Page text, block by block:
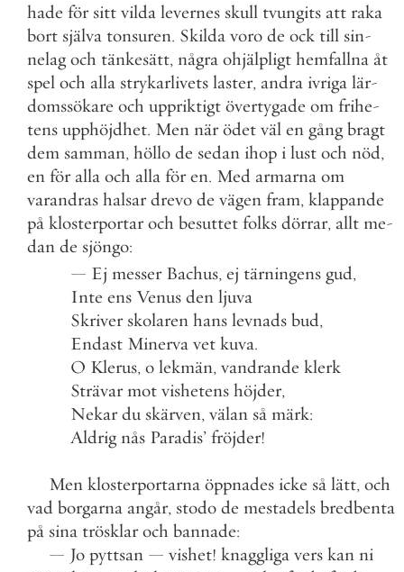
hade för sitt vilda levernes skull tvungits att raka
bort själva tonsuren. Skilda voro de ock till sin-
nelag och tänkesätt, några ohjälpligt hemfallna åt
spel och alla strykarlivets laster, andra ivriga lär-
domssökare och uppriktigt övertygade om frihe-
tens upphöjdhet. Men när ödet väl en gång bragt
dem samman, höllo de sedan ihop i lust och nöd,
en för alla och alla för en. Med armarna om
varandras halsar drevo de vägen fram, klappande
på klosterportar och besuttet folks dörrar, allt me-
dan de sjöngo:
— Ej messer Bachus, ej tärningens gud,
Inte ens Venus den ljuva
Skriver skolaren hans levnads bud,
Endast Minerva vet kuva.
O Klerus, o lekmän, vandrande klerk
Strävar mot vishetens höjder,
Nekar du skärven, välan så märk:
Aldrig nås Paradis’ fröjder!
Men klosterportarna öppnades icke så lätt, och
vad borgarna angår, stodo de mestadels bredbenta
på sina trösklar och bannade:
— Jo pyttsan — vishet! knaggliga vers kan ni